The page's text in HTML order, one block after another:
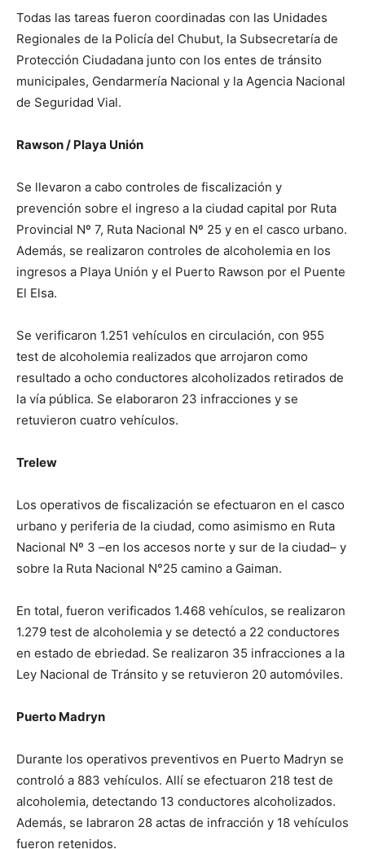
Todas las tareas fueron coordinadas con las Unidades
Regionales de la Policía del Chubut, la Subsecretaría de
Protección Ciudadana junto con los entes de tránsito
municipales, Gendarmería Nacional y la Agencia Nacional
de Seguridad Vial.
Rawson / Playa Unión
Se llevaron a cabo controles de fiscalización y
prevención sobre el ingreso a la ciudad capital por Ruta
Provincial Nº 7, Ruta Nacional Nº 25 y en el casco urbano.
Además, se realizaron controles de alcoholemia en los
ingresos a Playa Unión y el Puerto Rawson por el Puente
El Elsa.
Se verificaron 1.251 vehículos en circulación, con 955
test de alcoholemia realizados que arrojaron como
resultado a ocho conductores alcoholizados retirados de
la vía pública. Se elaboraron 23 infracciones y se
retuvieron cuatro vehículos.
Trelew
Los operativos de fiscalización se efectuaron en el casco
urbano y periferia de la ciudad, como asimismo en Ruta
Nacional Nº 3 –en los accesos norte y sur de la ciudad– y
sobre la Ruta Nacional N°25 camino a Gaiman.
En total, fueron verificados 1.468 vehículos, se realizaron
1.279 test de alcoholemia y se detectó a 22 conductores
en estado de ebriedad. Se realizaron 35 infracciones a la
Ley Nacional de Tránsito y se retuvieron 20 automóviles.
Puerto Madryn
Durante los operativos preventivos en Puerto Madryn se
controló a 883 vehículos. Allí se efectuaron 218 test de
alcoholemia, detectando 13 conductores alcoholizados.
Además, se labraron 28 actas de infracción y 18 vehículos
fueron retenidos.